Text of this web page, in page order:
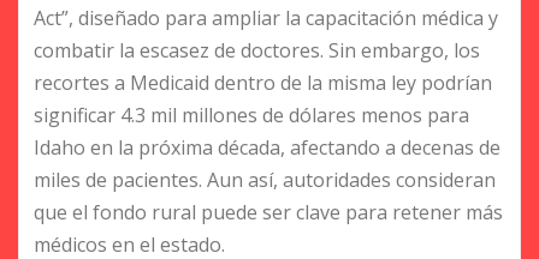
Act”, diseñado para ampliar la capacitación médica y
combatir la escasez de doctores. Sin embargo, los
recortes a Medicaid dentro de la misma ley podrían
significar 4.3 mil millones de dólares menos para
Idaho en la próxima década, afectando a decenas de
miles de pacientes. Aun así, autoridades consideran
que el fondo rural puede ser clave para retener más
médicos en el estado.